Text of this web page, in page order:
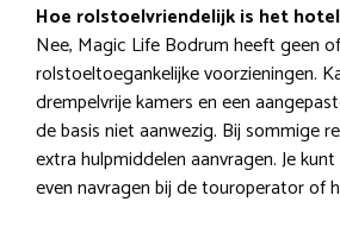
Hoe rolstoelvriendelijk is het
Nee, Magic Life Bodrum heeft geen
rolstoeltoegankelijke voorzieningen.
drempelvrije kamers en een
de basis niet aanwezig. Bij sommige
extra hulpmiddelen aanvragen. Je
even navragen bij de touroperator of